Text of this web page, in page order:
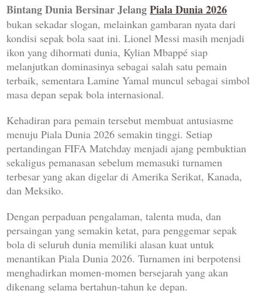
Bintang Dunia Bersinar JelangPiala Dunia 2026
bukan sekadar slogan, melainkan gambaran nyata dari
kondisi sepak bola saat ini. Lionel Messi masih menjadi
ikon yang dihormati dunia, Kylian Mbappé siap
melanjutkan dominasinya sebagai salah satu pemain
terbaik, sementara Lamine Yamal muncul sebagai simbol
masa depan sepak bola internasional.
Kehadiran para pemain tersebut membuat antusiasme
menuju Piala Dunia 2026 semakin tinggi. Setiap
pertandingan FIFA Matchday menjadi ajang pembuktian
sekaligus pemanasan sebelum memasuki turnamen
terbesar yang akan digelar di Amerika Serikat, Kanada,
dan Meksiko.
Dengan perpaduan pengalaman, talenta muda, dan
persaingan yang semakin ketat, para penggemar sepak
bola di seluruh dunia memiliki alasan kuat untuk
menantikan Piala Dunia 2026. Turnamen ini berpotensi
menghadirkan momen-momen bersejarah yang akan
dikenang selama bertahun-tahun ke depan.